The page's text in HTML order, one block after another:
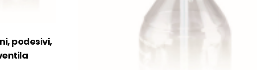
podesivi,